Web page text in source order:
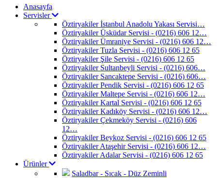
Anasayfa
Servisler
Öztiryakiler İstanbul Anadolu Yakası Servisi…
Öztiryakiler Üsküdar Servisi - (0216) 606 12…
Öztiryakiler Ümraniye Servisi - (0216) 606 12…
Öztiryakiler Tuzla Servisi - (0216) 606 12 65
Öztiryakiler Şile Servisi - (0216) 606 12 65
Öztiryakiler Sultanbeyli Servisi - (0216) 606…
Öztiryakiler Sancaktepe Servisi - (0216) 606…
Öztiryakiler Pendik Servisi - (0216) 606 12 65
Öztiryakiler Maltepe Servisi - (0216) 606 12…
Öztiryakiler Kartal Servisi - (0216) 606 12 65
Öztiryakiler Kadıköy Servisi - (0216) 606 12…
Öztiryakiler Çekmeköy Servisi - (0216) 606
12…
Öztiryakiler Beykoz Servisi - (0216) 606 12 65
Öztiryakiler Ataşehir Servisi - (0216) 606 12…
Öztiryakiler Adalar Servisi - (0216) 606 12 65
Ürünler
Saladbar - Sıcak - Düz Zeminli